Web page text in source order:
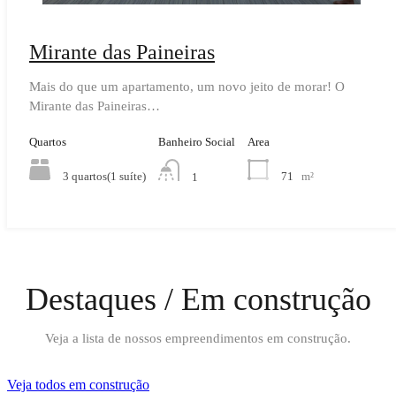
Mirante das Paineiras
Mais do que um apartamento, um novo jeito de morar! O
Mirante das Paineiras…
Quartos
3 quartos(1 suíte)
Banheiro Social
1
Area
71 m²
Destaques / Em construção
Veja a lista de nossos empreendimentos em construção.
Veja todos em construção